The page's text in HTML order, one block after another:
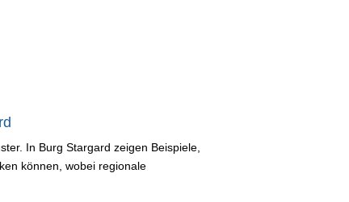
In Burg Stargard zeigen Beispiele,
können, wobei regionale